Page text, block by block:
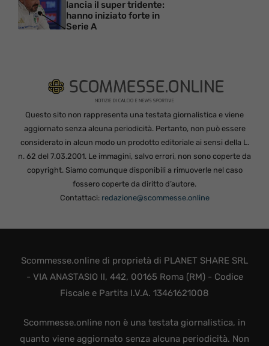
lancia il super tridente:
hanno iniziato forte in
Serie A
Questo sito non rappresenta una testata giornalistica e viene
aggiornato senza alcuna periodicità. Pertanto, non può essere
considerato in alcun modo un prodotto editoriale ai sensi della L.
n. 62 del 7.03.2001. Le immagini, salvo errori, non sono coperte da
copyright. Siamo comunque disponibili a rimuoverle nel caso
fossero coperte da diritto d’autore.
Contattaci: redazione@scommesse.online
Scommesse.online di proprietà di PLANET SHARE SRL
- VIA ANASTASIO II, 442, 00165 Roma (RM) - Codice
Fiscale e Partita I.V.A. 13461621008
Scommesse.online non è una testata giornalistica, in
quanto viene aggiornato senza alcuna periodicità. Non